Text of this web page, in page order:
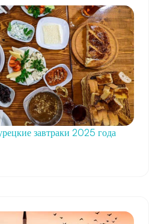
завтраки 2025 года